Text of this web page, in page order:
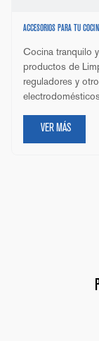
ACCESORIOS PARA TU
Cocina tranquilo
productos de
reguladores y
VER MÁS